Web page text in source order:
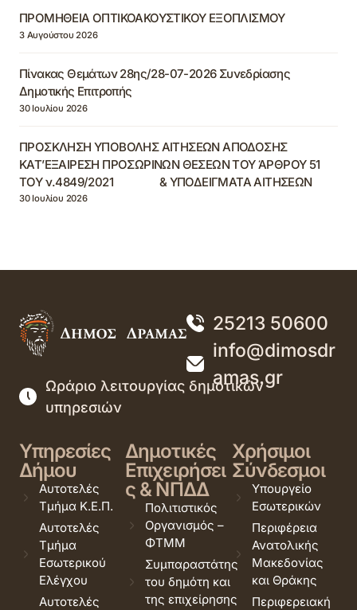
ΠΡΟΜΗΘΕΙΑ ΟΠΤΙΚΟΑΚΟΥΣΤΙΚΟΥ ΕΞΟΠΛΙΣΜΟΥ
3 Αυγούστου 2026
Πίνακας Θεμάτων 28ης/28-07-2026 Συνεδρίασης
Δημοτικής Επιτροπής
30 Ιουλίου 2026
ΠΡΟΣΚΛΗΣΗ ΥΠΟΒΟΛΗΣ ΑΙΤΗΣΕΩΝ ΑΠΟΔΟΣΗΣ
ΚΑΤ’ΕΞΑΙΡΕΣΗ ΠΡΟΣΩΡΙΝΩΝ ΘΕΣΕΩΝ ΤΟΥ ΆΡΘΡΟΥ 51
ΤΟΥ ν.4849/2021 & ΥΠΟΔΕΙΓΜΑΤΑ ΑΙΤΗΣΕΩΝ
30 Ιουλίου 2026
25213 50600
info@dimosdr
amas.gr
Ωράριο λειτουργίας δημοτικών
υπηρεσιών
Υπηρεσίες
Δήμου
Αυτοτελές
Τμήμα Κ.Ε.Π.
Αυτοτελές
Τμήμα
Εσωτερικού
Ελέγχου
Αυτοτελές
Δημοτικές
Επιχειρήσει
ς & ΝΠΔΔ
Πολιτιστικός
Οργανισμός –
ΦΤΜΜ
Συμπαραστάτης
του δημότη και
της επιχείρησης
Χρήσιμοι
Σύνδεσμοι
Υπουργείο
Εσωτερικών
Περιφέρεια
Ανατολικής
Μακεδονίας
και Θράκης
Περιφερειακή